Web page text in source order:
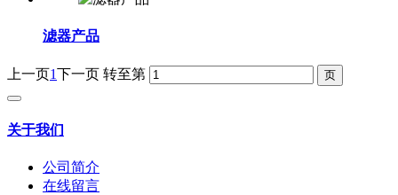
滤器产品
上一页1下一页 转至第
关于我们
公司简介
在线留言